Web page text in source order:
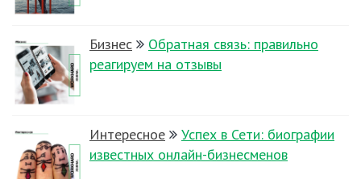
Бизнес
Обратная связь: правильно
реагируем на отзывы
Интересное
Успех в Сети: биографии
известных онлайн-бизнесменов